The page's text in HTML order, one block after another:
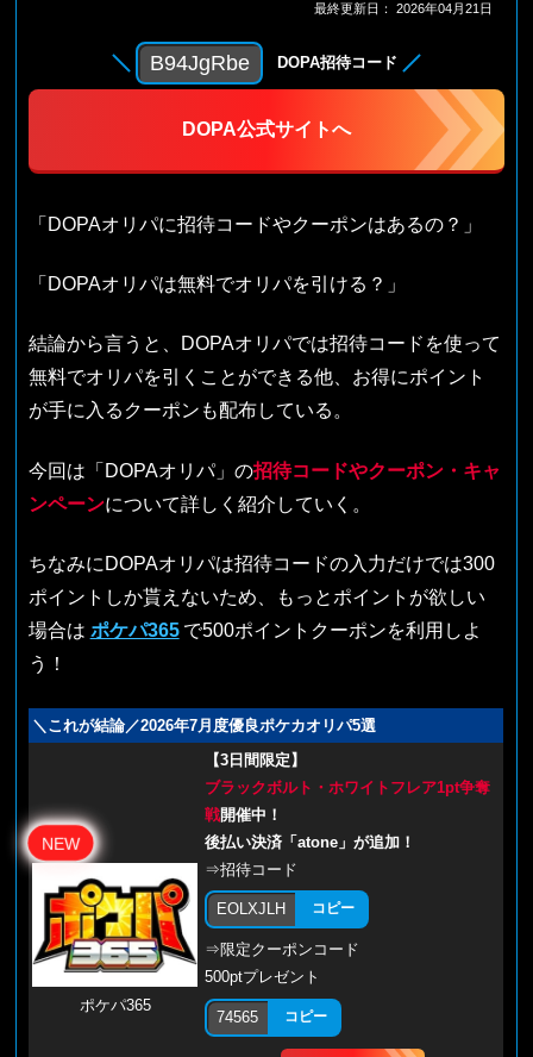
最終更新日： 2026年04月21日
B94JgRbe DOPA招待コード
DOPA公式サイトへ
「DOPAオリパに招待コードやクーポンはあるの？」
「DOPAオリパは無料でオリパを引ける？」
結論から言うと、DOPAオリパでは招待コードを使って
無料でオリパを引くことができる他、お得にポイント
が手に入るクーポンも配布している。
今回は「DOPAオリパ」の招待コードやクーポン・キャ
ンペーンについて詳しく紹介していく。
ちなみにDOPAオリパは招待コードの入力だけでは300
ポイントしか貰えないため、もっとポイントが欲しい
場合は ポケパ365 で500ポイントクーポンを利用しよ
う！
＼これが結論／2026年7月度優良ポケカオリパ5選
NEW
ポケパ365
【3日間限定】
ブラックボルト・ホワイトフレア1pt争奪
戦開催中！
後払い決済「atone」が追加！
⇒招待コード
EOLXJLH コピー
⇒限定クーポンコード
500ptプレゼント
74565 コピー